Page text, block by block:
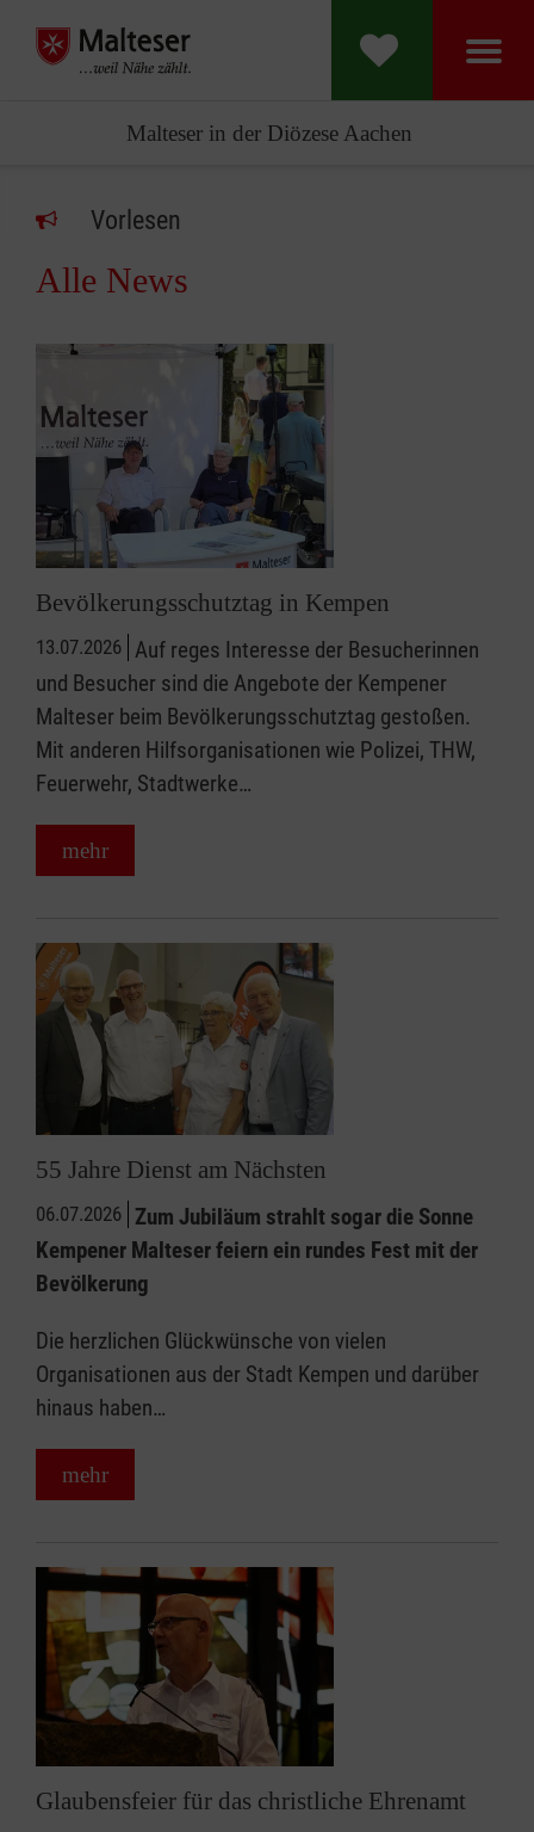
Malteser in der Diözese Aachen
Vorlesen
Alle News
Bevölkerungsschutztag in Kempen
13.07.2026 Auf reges Interesse der Besucherinnen
und Besucher sind die Angebote der Kempener
Malteser beim Bevölkerungsschutztag gestoßen.
Mit anderen Hilfsorganisationen wie Polizei, THW,
Feuerwehr, Stadtwerke…
mehr
55 Jahre Dienst am Nächsten
06.07.2026 Zum Jubiläum strahlt sogar die Sonne
Kempener Malteser feiern ein rundes Fest mit der
Bevölkerung
Die herzlichen Glückwünsche von vielen
Organisationen aus der Stadt Kempen und darüber
hinaus haben…
mehr
Glaubensfeier für das christliche Ehrenamt